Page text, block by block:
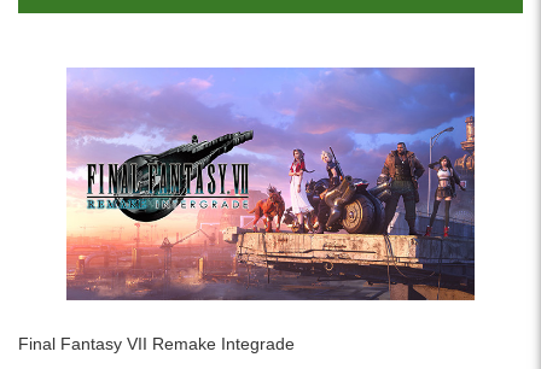
Final Fantasy VII Remake Integrade